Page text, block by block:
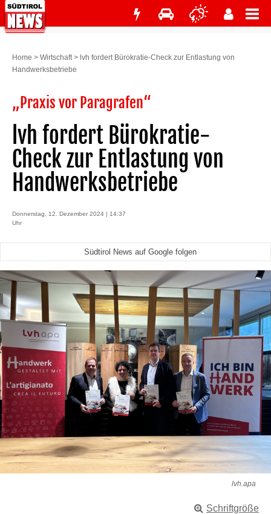
Home > Wirtschaft> lvh fordert Bürokratie-Check zur Entlastung von
Handwerksbetriebe
„Praxis vor Paragrafen“
lvh fordert Bürokratie-
Check zur Entlastung von
Handwerksbetriebe
Donnerstag, 12. Dezember 2024 | 14:37
Uhr
Südtirol News auf Google folgen
lvh.apa
Schriftgröße